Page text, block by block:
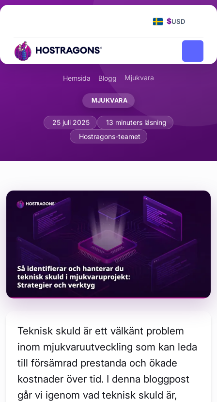
$USD
Hemsida Blogg Mjukvara
MJUKVARA
Så identifierar och hanterar du
25 juli 2025
13 minuters läsning
Hostragons-teamet
Teknisk skuld är ett välkänt problem
inom mjukvaruutveckling som kan leda
till försämrad prestanda och ökade
kostnader över tid. I denna bloggpost
går vi igenom vad teknisk skuld är,